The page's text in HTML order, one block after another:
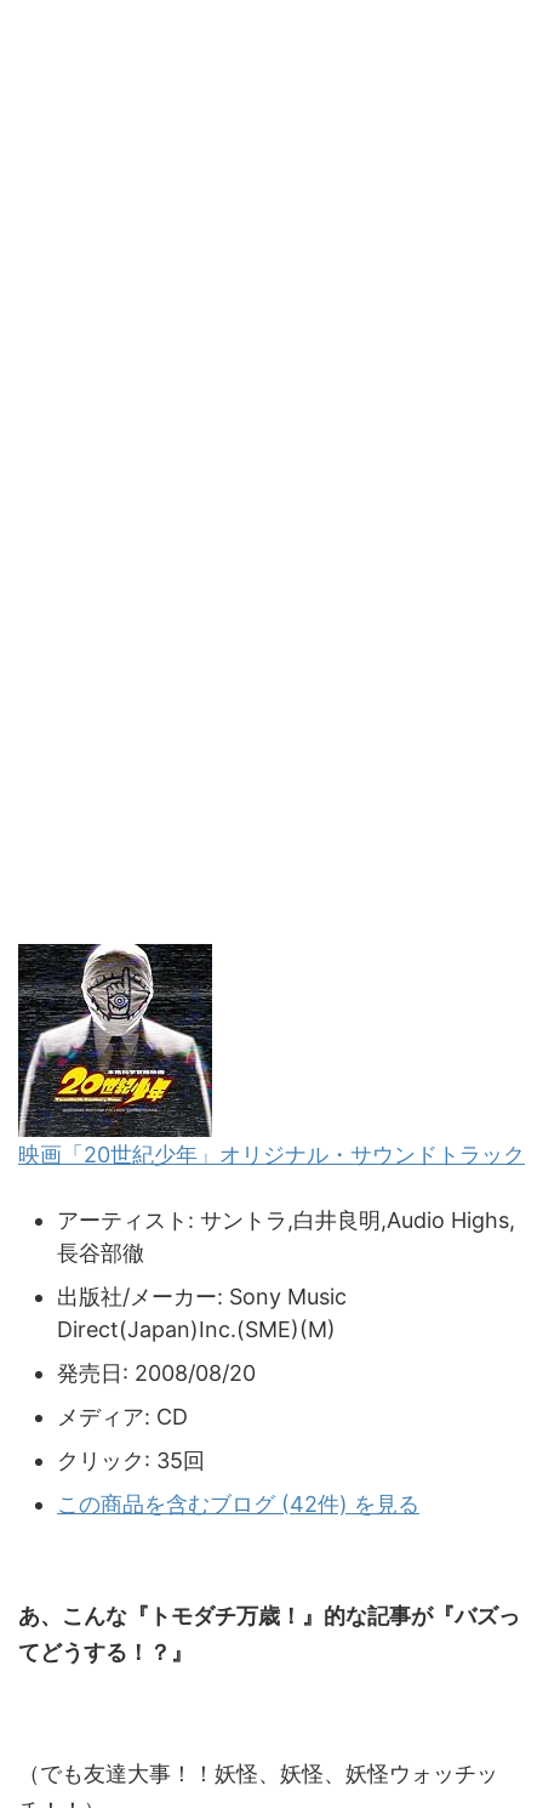
映画「20世紀少年」オリジナル・サウンドトラック
アーティスト: サントラ,白井良明,Audio Highs,
長谷部徹
出版社/メーカー: Sony Music
Direct(Japan)Inc.(SME)(M)
発売日: 2008/08/20
メディア: CD
クリック: 35回
この商品を含むブログ (42件) を見る
あ、こんな『トモダチ万歳！』的な記事が『バズっ
てどうする！？』
（でも友達大事！！妖怪、妖怪、妖怪ウォッチッ